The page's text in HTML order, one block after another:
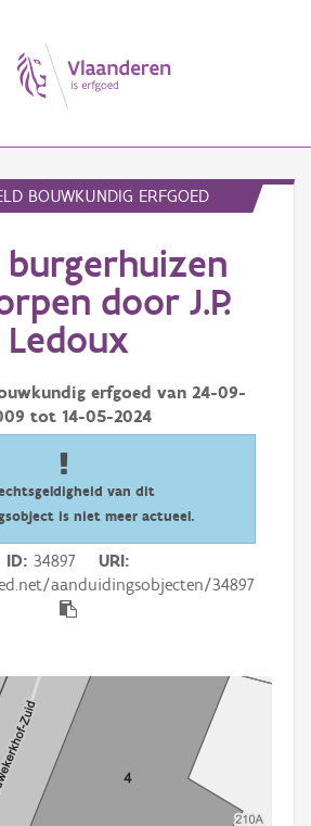
BOUWKUNDIG ERFGOED
burgerhuizen
door J.P.
Ledoux
erfgoed van 24-09-
tot 14-05-2024
van dit
is niet meer actueel.
ID 34897
URI
aanduidingsobjecten/34897